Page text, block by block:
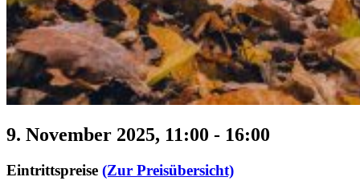
9. November 2025, 11:00 - 16:00
Eintrittspreise (Zur Preisübersicht)